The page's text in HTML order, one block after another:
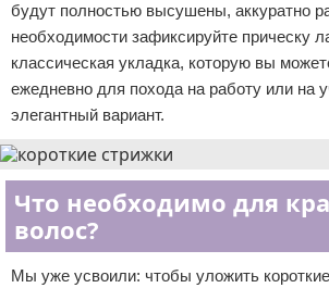
будут полностью высушены, аккуратно
необходимости зафиксируйте прическу
классическая укладка, которую вы
ежедневно для похода на работу или на
элегантный вариант.
Что необходимо для
волос?
Мы уже усвоили: чтобы уложить